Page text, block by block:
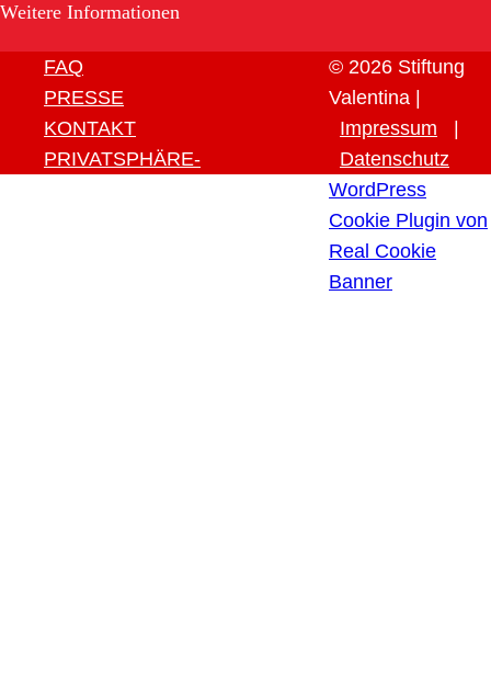
Weitere Informationen
FAQ
PRESSE
KONTAKT
PRIVATSPHÄRE-
© 2026 Stiftung
Valentina |
Impressum
Datenschutz
WordPress
Cookie Plugin von
Real Cookie
Banner